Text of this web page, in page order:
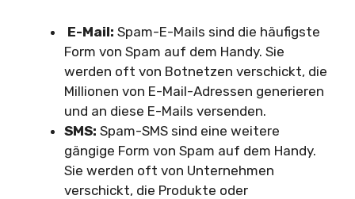
E-Mail: Spam-E-Mails sind die häufigste
Form von Spam auf dem Handy. Sie
werden oft von Botnetzen verschickt, die
Millionen von E-Mail-Adressen generieren
und an diese E-Mails versenden.
SMS: Spam-SMS sind eine weitere
gängige Form von Spam auf dem Handy.
Sie werden oft von Unternehmen
verschickt, die Produkte oder